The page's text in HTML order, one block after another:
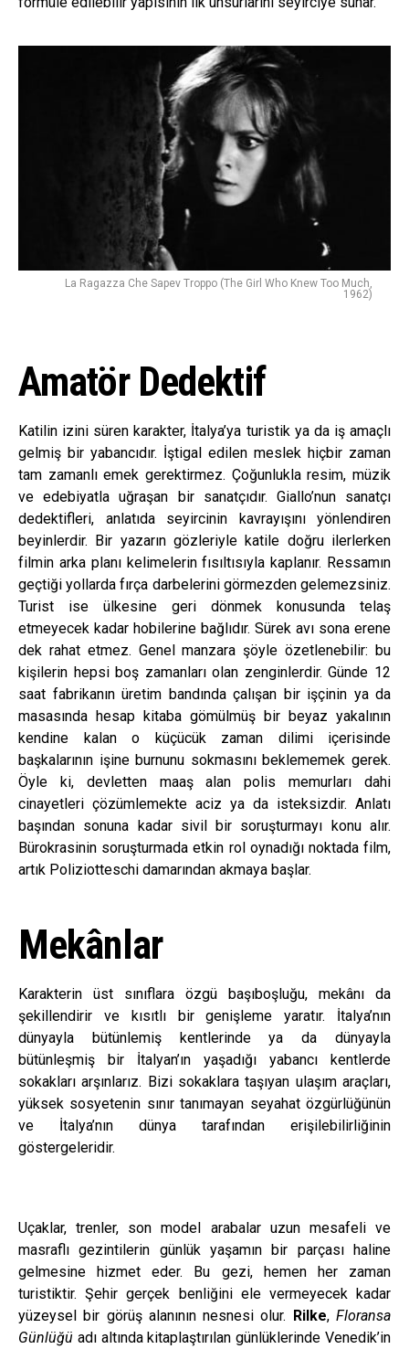
La Ragazza Che Sapev Troppo (The Girl Who Knew Too Much,
1962)
Amatör Dedektif
Katilin izini süren karakter, İtalya’ya turistik ya da iş amaçlı
gelmiş bir yabancıdır. İştigal edilen meslek hiçbir zaman
tam zamanlı emek gerektirmez. Çoğunlukla resim, müzik
ve edebiyatla uğraşan bir sanatçıdır. Giallo’nun sanatçı
dedektifleri, anlatıda seyircinin kavrayışını yönlendiren
beyinlerdir. Bir yazarın gözleriyle katile doğru ilerlerken
filmin arka planı kelimelerin fısıltısıyla kaplanır. Ressamın
geçtiği yollarda fırça darbelerini görmezden gelemezsiniz.
Turist ise ülkesine geri dönmek konusunda telaş
etmeyecek kadar hobilerine bağlıdır. Sürek avı sona erene
dek rahat etmez. Genel manzara şöyle özetlenebilir: bu
kişilerin hepsi boş zamanları olan zenginlerdir. Günde 12
saat fabrikanın üretim bandında çalışan bir işçinin ya da
masasında hesap kitaba gömülmüş bir beyaz yakalının
kendine kalan o küçücük zaman dilimi içerisinde
başkalarının işine burnunu sokmasını beklememek gerek.
Öyle ki, devletten maaş alan polis memurları dahi
cinayetleri çözümlemekte aciz ya da isteksizdir. Anlatı
başından sonuna kadar sivil bir soruşturmayı konu alır.
Bürokrasinin soruşturmada etkin rol oynadığı noktada film,
artık Poliziotteschi damarından akmaya başlar.
Mekânlar
Karakterin üst sınıflara özgü başıboşluğu, mekânı da
şekillendirir ve kısıtlı bir genişleme yaratır. İtalya’nın
dünyayla bütünlemiş kentlerinde ya da dünyayla
bütünleşmiş bir İtalyan’ın yaşadığı yabancı kentlerde
sokakları arşınlarız. Bizi sokaklara taşıyan ulaşım araçları,
yüksek sosyetenin sınır tanımayan seyahat özgürlüğünün
ve İtalya’nın dünya tarafından erişilebilirliğinin
göstergeleridir.
Uçaklar, trenler, son model arabalar uzun mesafeli ve
masraflı gezintilerin günlük yaşamın bir parçası haline
gelmesine hizmet eder. Bu gezi, hemen her zaman
turistiktir. Şehir gerçek benliğini ele vermeyecek kadar
yüzeysel bir görüş alanının nesnesi olur. Rilke,Floransa
Günlüğü adı altında kitaplaştırılan günlüklerinde Venedik’in